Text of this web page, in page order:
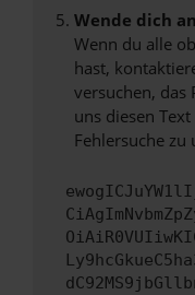
Wende dich
Wenn du alle
hast,
versuchen, das
uns diesen
Fehlersuche zu